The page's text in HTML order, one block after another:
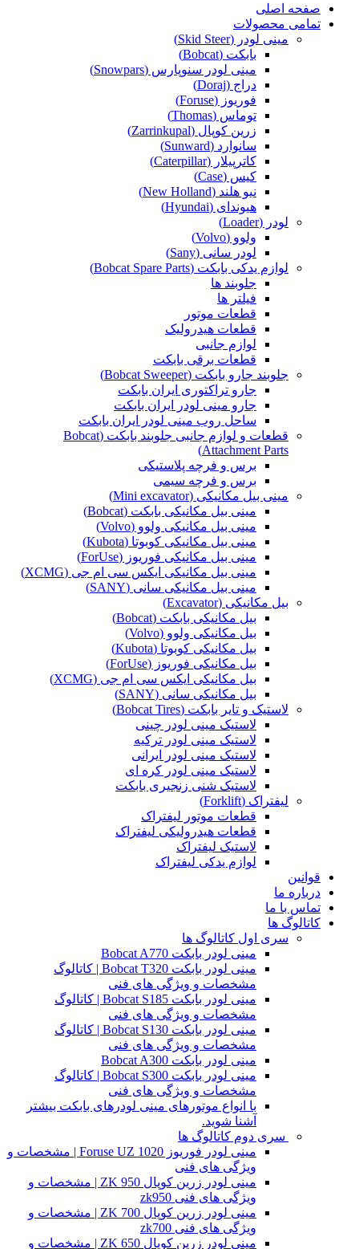
صفحه اصلی
تمامی محصولات
مینی لودر (Skid Steer)
بابکت (Bobcat)
مینی لودر سنوپارس (Snowpars)
دراج (Doraj)
فوریوز (Foruse)
توماس (Thomas)
زرین کوپال (Zarrinkupal)
سانوارد (Sunward)
کاترپیلار (Caterpillar)
کیس (Case)
نیو هلند (New Holland)
هیوندای (Hyundai)
لودر (Loader)
ولوو (Volvo)
لودر سانی (Sany)
لوازم یدکی بابکت (Bobcat Spare Parts)
جلوبند ها
فیلتر ها
قطعات موتور
قطعات هیدرولیک
لوازم جانبی
قطعات برقی بابکت
جلوبند جارو بابکت (Bobcat Sweeper)
جارو تراکتوری ایران بابکت
جارو مینی لودر ایران بابکت
ساحل روب مینی لودر ایران بابکت
قطعات و لوازم جانبی جلوبند بابکت (Bobcat
Attachment Parts)
برس و فرچه پلاستیکی
برس و فرچه سیمی
مینی بیل مکانیکی (Mini excavator)
مینی بیل مکانیکی بابکت (Bobcat)
مینی بیل مکانیکی ولوو (Volvo)
مینی بیل مکانیکی کوبوتا (Kubota)
مینی بیل مکانیکی فوریوز (ForUse)
مینی بیل مکانیکی ایکس سی ام جی (XCMG)
مینی بیل مکانیکی سانی (SANY)
بیل مکانیکی (Excavator)
بیل مکانیکی بابکت (Bobcat)
بیل مکانیکی ولوو (Volvo)
بیل مکانیکی کوبوتا (Kubota)
بیل مکانیکی فوریوز (ForUse)
بیل مکانیکی ایکس سی ام جی (XCMG)
بیل مکانیکی سانی (SANY)
لاستیک و تایر بابکت (Bobcat Tires)
لاستیک مینی لودر چینی
لاستیک مینی لودر ترکیه
لاستیک مینی لودر ایرانی
لاستیک مینی لودر کره ای
لاستیک شنی زنجیری بابکت
لیفتراک (Forklift)
قطعات موتور لیفتراک
قطعات هیدرولیکی لیفتراک
لاستیک لیفتراک
لوازم یدکی لیفتراک
قوانین
درباره ما
تماس با ما
کاتالوگ ها
سری اول کاتالوگ ها
مینی لودر بابکت Bobcat A770
مینی لودر بابکت Bobcat T320 | کاتالوگ
مشخصات و ویژگی های فنی
مینی لودر بابکت Bobcat S185 | کاتالوگ
مشخصات و ویژگی های فنی
مینی لودر بابکت Bobcat S130 | کاتالوگ
مشخصات و ویژگی های فنی
مینی لودر بابکت Bobcat A300
مینی لودر بابکت Bobcat S300 | کاتالوگ
مشخصات و ویژگی های فنی
با انواع موتورهای مینی لودرهای بابکت بیشتر
آشنا شوید.
سری دوم کاتالوگ ها
مینی لودر فوریوز Foruse UZ 1020 | مشخصات و
ویژگی های فنی
مینی لودر زرین کوپال ZK 950 | مشخصات و
ویژگی های فنی zk950
مینی لودر زرین کوپال ZK 700 | مشخصات و
ویژگی های فنی zk700
مینی لودر زرین کوپال ZK 650 | مشخصات و